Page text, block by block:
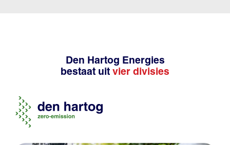
Den Hartog Energies
bestaat uit vier divisies